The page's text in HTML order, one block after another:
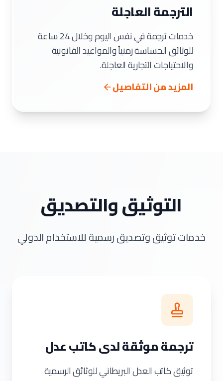
الترجمة العاجلة
خدمات ترجمة في نفس اليوم وخلال 24 ساعة
للوثائق الحساسة زمنياً والمواعيد القانونية
والاحتياجات التجارية العاجلة.
المزيد من التفاصيل
التوثيق والتصديق
خدمات توثيق وتصديق رسمية للاستخدام الدولي
ترجمة موثقة لدى كاتب عدل
توثيق كاتب العدل البريطاني للوثائق الرسمية